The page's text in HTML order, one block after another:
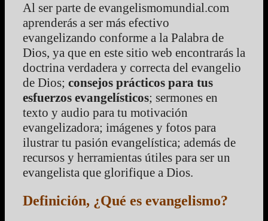
Al ser parte de evangelismomundial.com
aprenderás a ser más efectivo
evangelizando conforme a la Palabra de
Dios, ya que en este sitio web encontrarás la
doctrina verdadera y correcta del evangelio
de Dios; consejos prácticos para tus
esfuerzos evangelísticos; sermones en
texto y audio para tu motivación
evangelizadora; imágenes y fotos para
ilustrar tu pasión evangelística; además de
recursos y herramientas útiles para ser un
evangelista que glorifique a Dios.
Definición, ¿Qué es evangelismo?